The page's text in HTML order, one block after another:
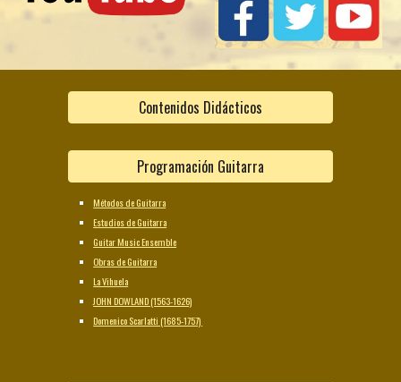
Contenidos Didácticos
Programación Guitarra
Métodos de Guitarra
Estudios de Guitarra
Guitar Music Ensemble
Obras de Guitarra
La Vihuela
JOHN DOWLAND (1563-1626)
Domenico Scarlatti (1685-1757)